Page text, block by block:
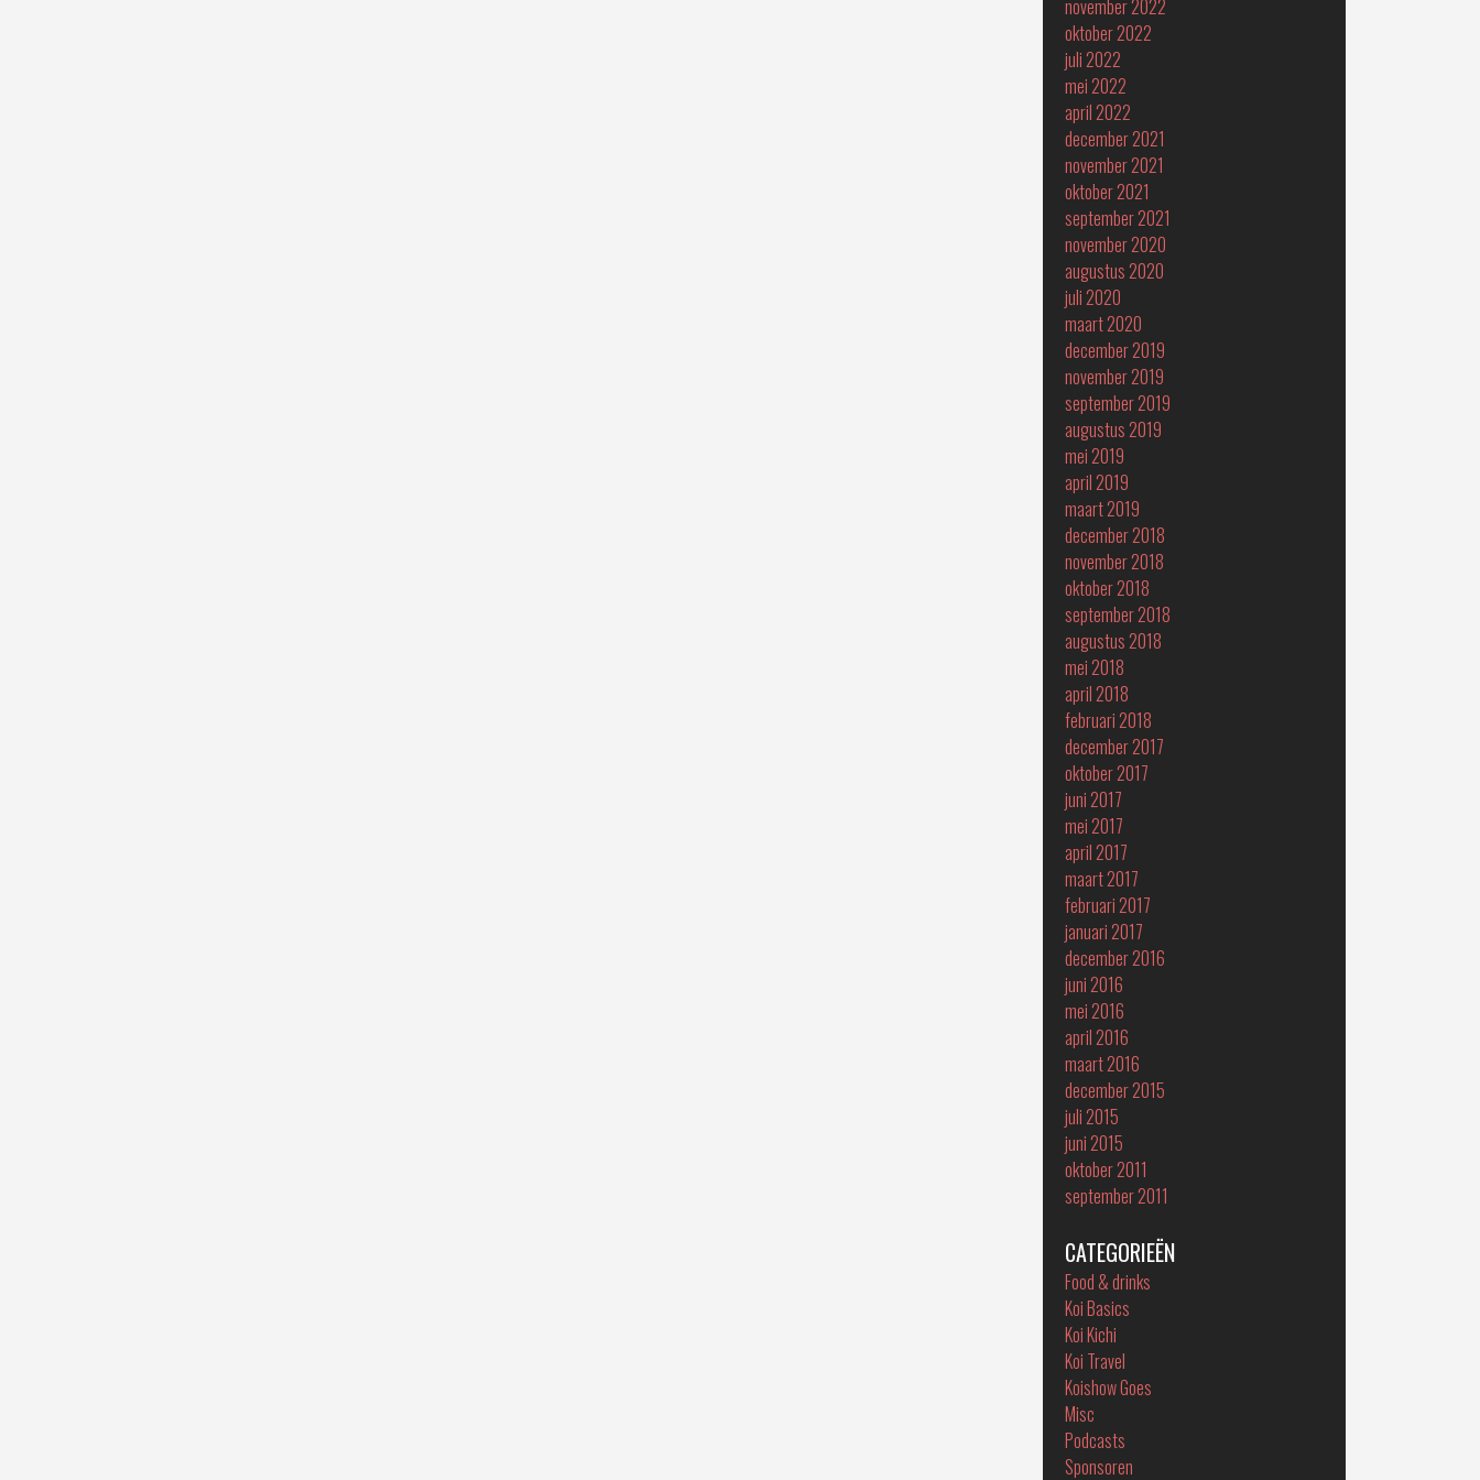
november 2022
oktober 2022
juli 2022
mei 2022
april 2022
december 2021
november 2021
oktober 2021
september 2021
november 2020
augustus 2020
juli 2020
maart 2020
december 2019
november 2019
september 2019
augustus 2019
mei 2019
april 2019
maart 2019
december 2018
november 2018
oktober 2018
september 2018
augustus 2018
mei 2018
april 2018
februari 2018
december 2017
oktober 2017
juni 2017
mei 2017
april 2017
maart 2017
februari 2017
januari 2017
december 2016
juni 2016
mei 2016
april 2016
maart 2016
december 2015
juli 2015
juni 2015
oktober 2011
september 2011
CATEGORIEËN
Food & drinks
Koi Basics
Koi Kichi
Koi Travel
Koishow Goes
Misc
Podcasts
Sponsoren